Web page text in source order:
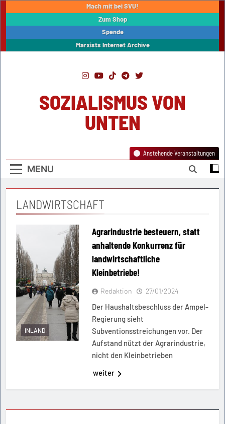
Mach mit bei SVU!
Zum Shop
Spende
Marxists Internet Archive
SOZIALISMUS VON
UNTEN
MENU
Anstehende Veranstaltungen
LANDWIRTSCHAFT
INLAND
Agrarindustrie besteuern, statt
anhaltende Konkurrenz für
landwirtschaftliche
Kleinbetriebe!
Redaktion 27/01/2024
Der Haushaltsbeschluss der Ampel-
Regierung sieht
Subventionsstreichungen vor. Der
Aufstand nützt der Agrarindustrie,
nicht den Kleinbetrieben
weiter